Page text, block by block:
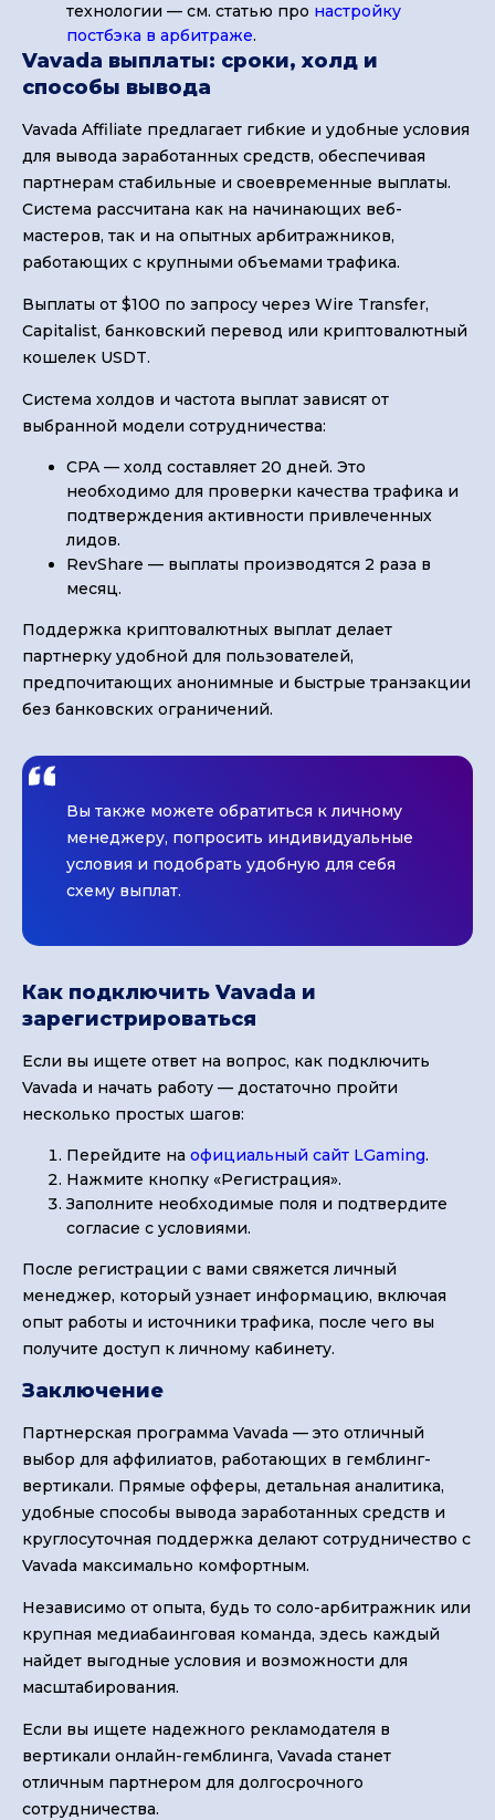
технологии — см. статью про настройку
постбэка в арбитраже.
Vavada выплаты: сроки, холд и
способы вывода
Vavada Affiliate предлагает гибкие и удобные условия
для вывода заработанных средств, обеспечивая
партнерам стабильные и своевременные выплаты.
Система рассчитана как на начинающих веб-
мастеров, так и на опытных арбитражников,
работающих с крупными объемами трафика.
Выплаты от $100 по запросу через Wire Transfer,
Capitalist, банковский перевод или криптовалютный
кошелек USDT.
Система холдов и частота выплат зависят от
выбранной модели сотрудничества:
CPA — холд составляет 20 дней. Это
необходимо для проверки качества трафика и
подтверждения активности привлеченных
лидов.
RevShare — выплаты производятся 2 раза в
месяц.
Поддержка криптовалютных выплат делает
партнерку удобной для пользователей,
предпочитающих анонимные и быстрые транзакции
без банковских ограничений.
Вы также можете обратиться к личному
менеджеру, попросить индивидуальные
условия и подобрать удобную для себя
схему выплат.
Как подключить Vavada и
зарегистрироваться
Если вы ищете ответ на вопрос, как подключить
Vavada и начать работу — достаточно пройти
несколько простых шагов:
Перейдите на официальный сайт LGaming.
Нажмите кнопку «Регистрация».
Заполните необходимые поля и подтвердите
согласие с условиями.
После регистрации с вами свяжется личный
менеджер, который узнает информацию, включая
опыт работы и источники трафика, после чего вы
получите доступ к личному кабинету.
Заключение
Партнерская программа Vavada — это отличный
выбор для аффилиатов, работающих в гемблинг-
вертикали. Прямые офферы, детальная аналитика,
удобные способы вывода заработанных средств и
круглосуточная поддержка делают сотрудничество с
Vavada максимально комфортным.
Независимо от опыта, будь то соло-арбитражник или
крупная медиабаинговая команда, здесь каждый
найдет выгодные условия и возможности для
масштабирования.
Если вы ищете надежного рекламодателя в
вертикали онлайн-гемблинга, Vavada станет
отличным партнером для долгосрочного
сотрудничества.